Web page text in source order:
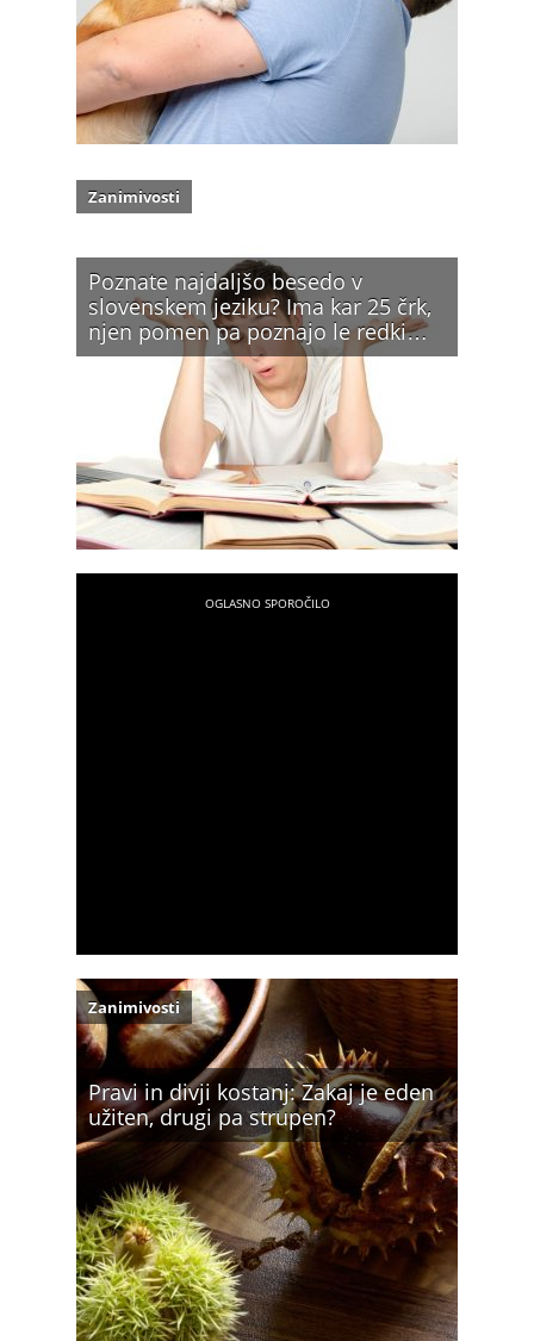
Poznate najdaljšo besedo v
slovenskem jeziku? Ima kar 25 črk,
njen pomen pa poznajo le redki…
Zanimivosti
Pravi in divji kostanj: Zakaj je eden
užiten, drugi pa strupen?
Zanimivosti